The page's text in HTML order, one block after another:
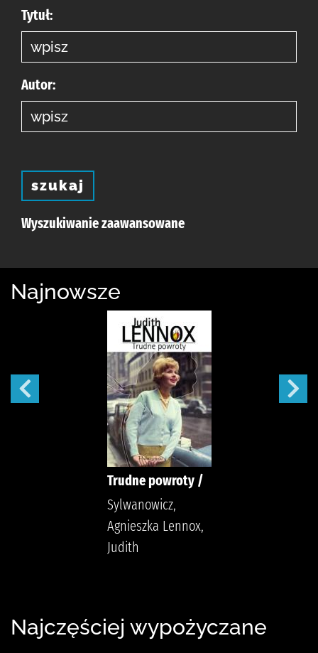
Tytuł:
Autor:
szukaj
Wyszukiwanie zaawansowane
Najnowsze
Trudne powroty /
Sylwanowicz,
Agnieszka Lennox,
Judith
Najczęściej wypożyczane